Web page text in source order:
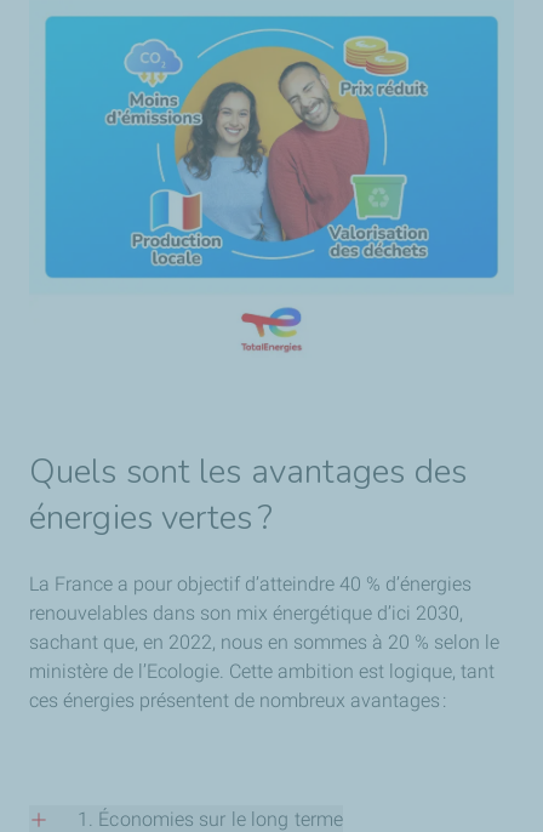
Quels sont les avantages des
énergies vertes ?
La France a pour objectif d’atteindre 40 % d’énergies
renouvelables dans son mix énergétique d’ici 2030,
sachant que, en 2022, nous en sommes à 20 % selon le
ministère de l’Ecologie. Cette ambition est logique, tant
ces énergies présentent de nombreux avantages :
1. Économies sur le long terme